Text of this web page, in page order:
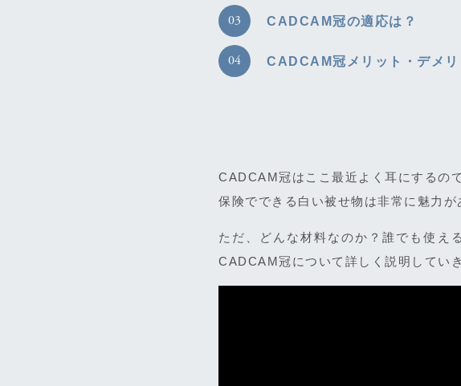
CADCAM冠の適応は？
CADCAM冠メリット・デメリ
CADCAM冠はここ最近よく耳にするの
保険でできる白い被せ物は非常に魅力が
ただ、どんな材料なのか？誰でも使え
CADCAM冠について詳しく説明していき